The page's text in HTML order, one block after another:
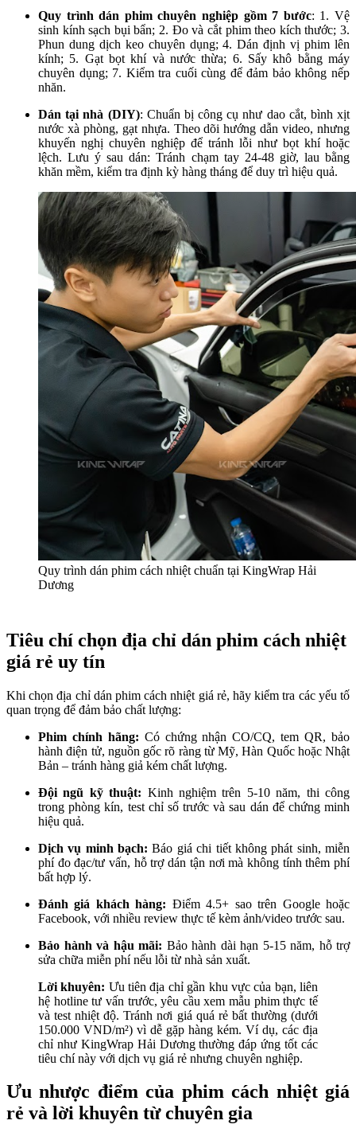
Quy trình dán phim chuyên nghiệp gồm 7 bước: 1. Vệ
sinh kính sạch bụi bẩn; 2. Đo và cắt phim theo kích thước; 3.
Phun dung dịch keo chuyên dụng; 4. Dán định vị phim lên
kính; 5. Gạt bọt khí và nước thừa; 6. Sấy khô bằng máy
chuyên dụng; 7. Kiểm tra cuối cùng để đảm bảo không nếp
nhăn.
Dán tại nhà (DIY): Chuẩn bị công cụ như dao cắt, bình xịt
nước xà phòng, gạt nhựa. Theo dõi hướng dẫn video, nhưng
khuyến nghị chuyên nghiệp để tránh lỗi như bọt khí hoặc
lệch. Lưu ý sau dán: Tránh chạm tay 24-48 giờ, lau bằng
khăn mềm, kiểm tra định kỳ hàng tháng để duy trì hiệu quả.
Quy trình dán phim cách nhiệt chuẩn tại KingWrap Hải
Dương
Tiêu chí chọn địa chỉ dán phim cách nhiệt
giá rẻ uy tín
Khi chọn địa chỉ dán phim cách nhiệt giá rẻ, hãy kiểm tra các yếu tố
quan trọng để đảm bảo chất lượng:
Phim chính hãng: Có chứng nhận CO/CQ, tem QR, bảo
hành điện tử, nguồn gốc rõ ràng từ Mỹ, Hàn Quốc hoặc Nhật
Bản – tránh hàng giả kém chất lượng.
Đội ngũ kỹ thuật: Kinh nghiệm trên 5-10 năm, thi công
trong phòng kín, test chỉ số trước và sau dán để chứng minh
hiệu quả.
Dịch vụ minh bạch: Báo giá chi tiết không phát sinh, miễn
phí đo đạc/tư vấn, hỗ trợ dán tận nơi mà không tính thêm phí
bất hợp lý.
Đánh giá khách hàng: Điểm 4.5+ sao trên Google hoặc
Facebook, với nhiều review thực tế kèm ảnh/video trước sau.
Bảo hành và hậu mãi: Bảo hành dài hạn 5-15 năm, hỗ trợ
sửa chữa miễn phí nếu lỗi từ nhà sản xuất.
Lời khuyên: Ưu tiên địa chỉ gần khu vực của bạn, liên
hệ hotline tư vấn trước, yêu cầu xem mẫu phim thực tế
và test nhiệt độ. Tránh nơi giá quá rẻ bất thường (dưới
150.000 VND/m²) vì dễ gặp hàng kém. Ví dụ, các địa
chỉ như KingWrap Hải Dương thường đáp ứng tốt các
tiêu chí này với dịch vụ giá rẻ nhưng chuyên nghiệp.
Ưu nhược điểm của phim cách nhiệt giá
rẻ và lời khuyên từ chuyên gia